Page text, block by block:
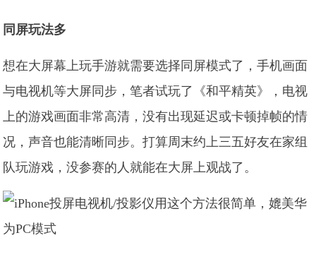
同屏玩法多
想在大屏幕上玩手游就需要选择同屏模式了，手机画面
与电视机等大屏同步，笔者试玩了《和平精英》，电视
上的游戏画面非常高清，没有出现延迟或卡顿掉帧的情
况，声音也能清晰同步。打算周末约上三五好友在家组
队玩游戏，没参赛的人就能在大屏上观战了。